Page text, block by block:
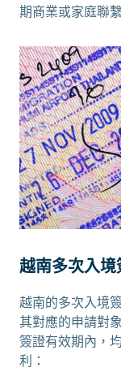
期商業或家庭聯
越南多次入
越南的多次入境
其對應的申請對
簽證有效期內，
利：